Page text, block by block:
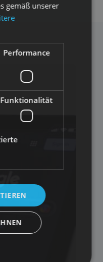
gemäß unserer
Performance
Funktionalität